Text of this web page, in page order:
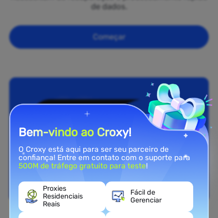
de dados.
Começar
Bem-vindo ao Croxy!
O Croxy está aqui para ser seu parceiro de
confiança! Entre em contato com o suporte para
500M de tráfego gratuito para teste!
Proxies
Residenciais
Reais
Fácil de
Gerenciar